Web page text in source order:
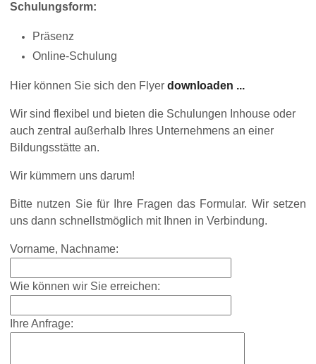
Schulungsform:
Präsenz
Online-Schulung
Hier können Sie sich den Flyerdownloaden ...
Wir sind flexibel und bieten die Schulungen Inhouse oder
auch zentral außerhalb Ihres Unternehmens an einer
Bildungsstätte an.
Wir kümmern uns darum!
Bitte nutzen Sie für Ihre Fragen das Formular. Wir setzen
uns dann schnellstmöglich mit Ihnen in Verbindung.
Vorname, Nachname:
Wie können wir Sie erreichen:
Ihre Anfrage: